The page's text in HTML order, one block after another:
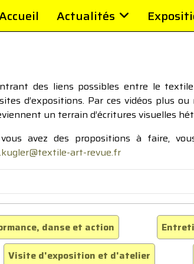
Actualités
des liens possibles entre le
d’expositions. Par ces vidéos plus
un terrain d’écritures visuelles
avez des propositions à faire,
art-revue.fr
danse et action
Visite d'exposition et d'atelier